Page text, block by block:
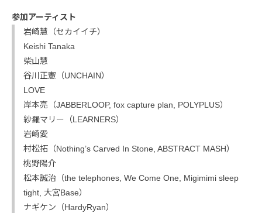
参加アーティスト
岩崎慧（セカイイチ）
Keishi Tanaka
柴山慧
谷川正憲（UNCHAIN）
LOVE
岸本亮（JABBERLOOP, fox capture plan, POLYPLUS）
紗羅マリー（LEARNERS）
岩崎愛
村松拓（Nothing’s Carved In Stone, ABSTRACT MASH）
桃野陽介
松本誠治（the telephones, We Come One, Migimimi sleep
tight, 大宮Base）
ナギケン（HardyRyan）